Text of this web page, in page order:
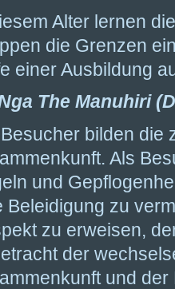
Alter lernen
die Grenzen
einer Ausbildung
The Manuhiri
bilden die
Als
und
Beleidigung zu
zu erweisen,
der
und